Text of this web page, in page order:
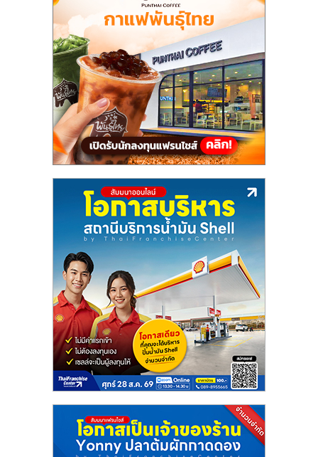
ไชส์,
รวม
แฟ
ไชส์
ขาย
แฟ
ไชส์
แฟ